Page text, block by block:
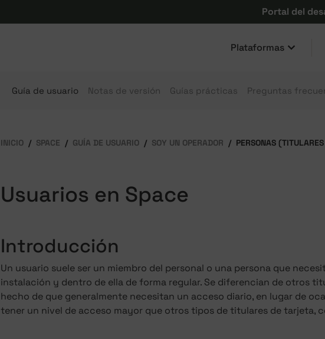
Portal del
Plataformas
Guía de usuario Notas de versión Guías prácticas Preguntas
INICIO SPACE GUÍA DE USUARIO SOY UN OPERADOR PERSONAS
Usuarios en Space
Introducción
Un usuario suele ser un miembro del personal o una persona que
instalación y dentro de ella de forma regular. Se diferencian de otros
hecho de que generalmente necesitan un acceso diario, en lugar de
tener un nivel de acceso mayor que otros tipos de titulares de tarjeta,